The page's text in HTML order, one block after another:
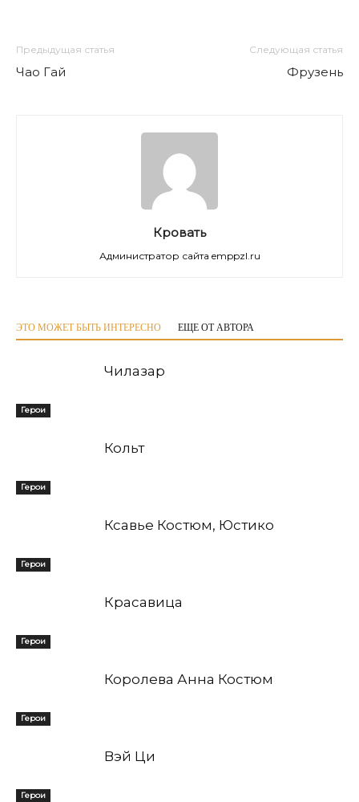
Предыдущая статья
Чао Гай
Следующая статья
Фрузень
Кровать
Администратор сайта emppzl.ru
ЭТО МОЖЕТ БЫТЬ ИНТЕРЕСНО ЕЩЕ ОТ АВТОРА
Герои
Чилазар
Герои
Кольт
Герои
Ксавье Костюм, Юстико
Герои
Красавица
Герои
Королева Анна Костюм
Герои
Вэй Ци